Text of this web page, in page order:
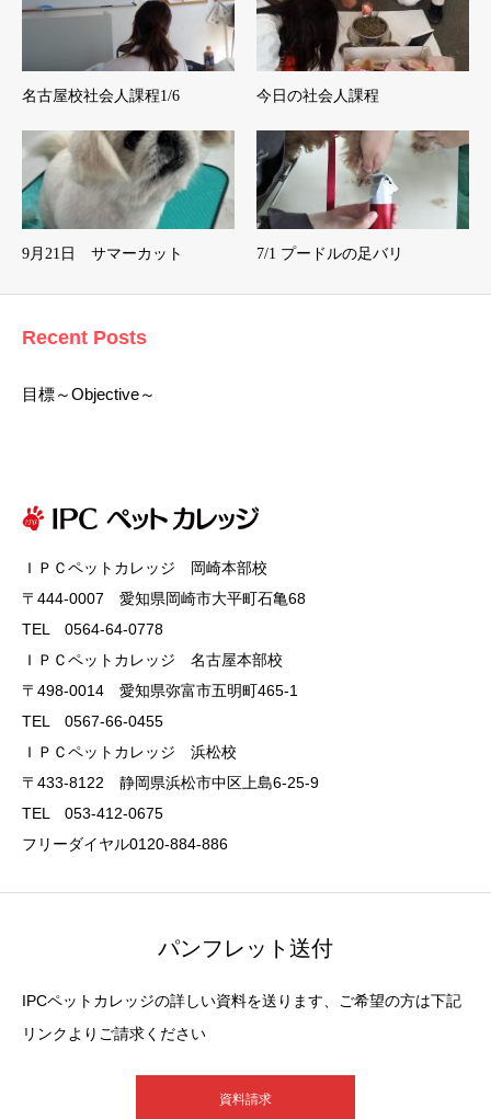
名古屋校社会人課程1/6 今日の社会人課程
9月21日 サマーカット 7/1 プードルの足バリ
Recent Posts
目標～Objective～
ＩＰＣペットカレッジ 岡崎本部校
〒444-0007 愛知県岡崎市大平町石亀68
TEL 0564-64-0778
ＩＰＣペットカレッジ 名古屋本部校
〒498-0014 愛知県弥富市五明町465-1
TEL 0567-66-0455
ＩＰＣペットカレッジ 浜松校
〒433-8122 静岡県浜松市中区上島6-25-9
TEL 053-412-0675
フリーダイヤル0120-884-886
パンフレット送付
IPCペットカレッジの詳しい資料を送ります、ご希望の方は下記
リンクよりご請求ください
資料請求